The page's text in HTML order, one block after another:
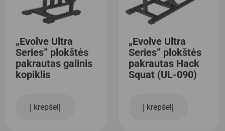
„Evolve Ultra
Series” plokštės
pakrautas galinis
kopiklis
Į krepšelį
„Evolve Ultra
Series” plokštės
pakrautas Hack
Squat (UL-090)
Į krepšelį